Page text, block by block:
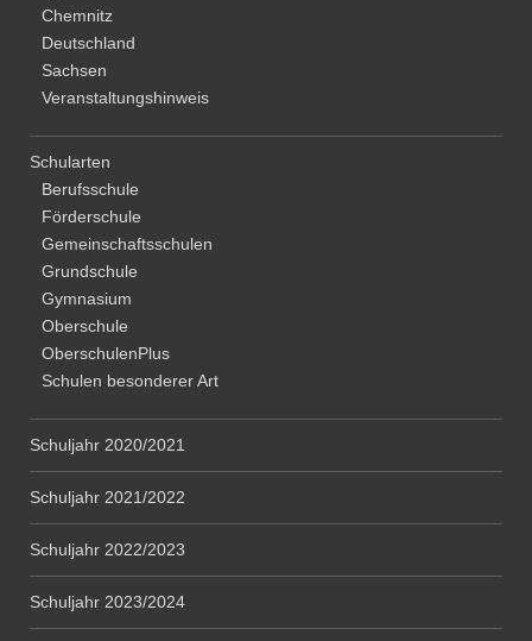
Chemnitz
Deutschland
Sachsen
Veranstaltungshinweis
Schularten
Berufsschule
Förderschule
Gemeinschaftsschulen
Grundschule
Gymnasium
Oberschule
OberschulenPlus
Schulen besonderer Art
Schuljahr 2020/2021
Schuljahr 2021/2022
Schuljahr 2022/2023
Schuljahr 2023/2024